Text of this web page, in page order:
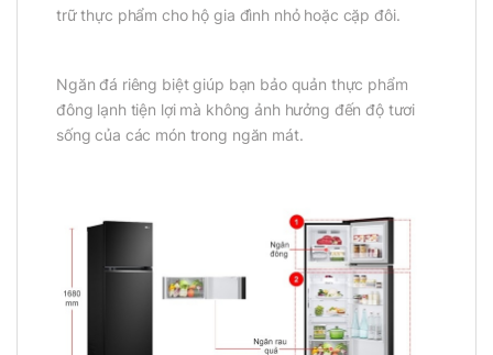
trữ thực phẩm cho hộ gia đình nhỏ hoặc cặp đôi.
Ngăn đá riêng biệt giúp bạn bảo quản thực phẩm
đông lạnh tiện lợi mà không ảnh hưởng đến độ tươi
sống của các món trong ngăn mát.